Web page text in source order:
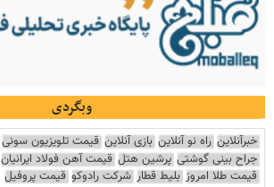
وبگردی
خبرآنلاین راه نو آنلاین بازی آنلاین قیمت تلویزیون سونی
جراح بینی گوشتی پرشین هتل قیمت آهن فولاد ایرانیان
قیمت طلا امروز بلیط قطار شرکت رادوکو قیمت پروفیل